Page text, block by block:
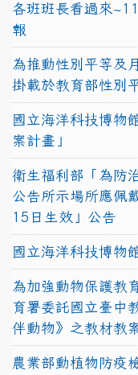
各班班長看過來
報
為推動性別平等及
掛載於教育部性別
國立海洋科技博物
案計畫」
衛生福利部「為防
公告所示場所應佩
15日生效」公告
國立海洋科技博物
為加強動物保護教
育署委託國立臺中
伴動物》之教材教
農業部動植物防疫